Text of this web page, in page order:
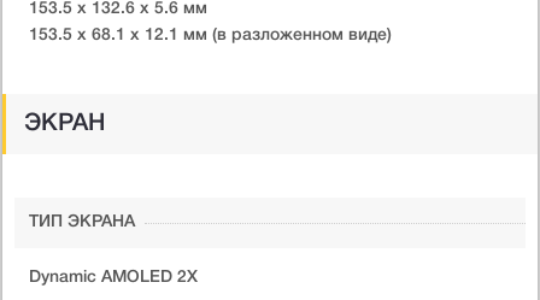
153.5 x 132.6 x 5.6 мм
153.5 x 68.1 x 12.1 мм (в разложенном виде)
ЭКРАН
ТИП ЭКРАНА
Dynamic AMOLED 2X